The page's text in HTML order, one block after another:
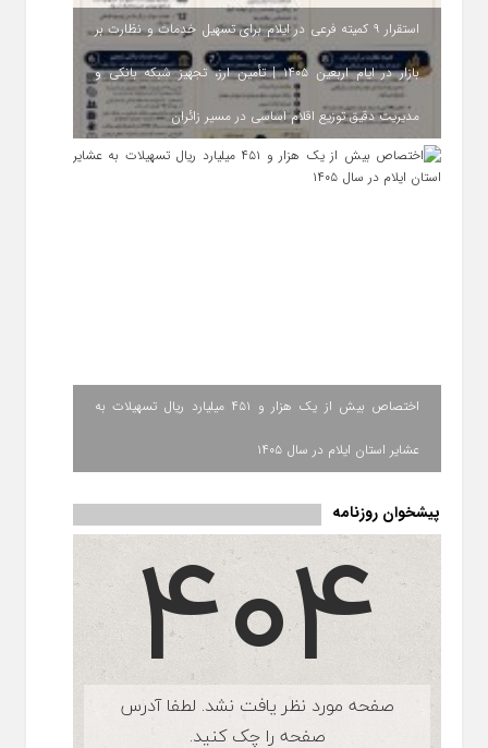
استقرار ۹ کمیته فرعی در ایلام برای تسهیل خدمات و نظارت بر
بازار در ایام اربعین ۱۴۰۵ | تأمین ارز، تجهیز شبکه بانکی و
مدیریت دقیق توزیع اقلام اساسی در مسیر زائران
اختصاص بیش از یک هزار و ۴۵۱ میلیارد ریال تسهیلات به
عشایر استان ایلام در سال ۱۴۰۵
پیشخوان روزنامه